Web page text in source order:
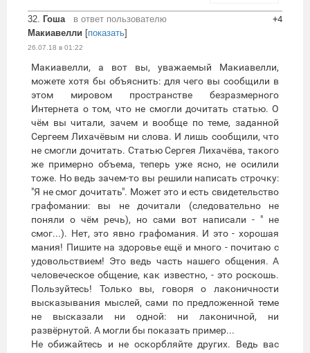
32. Гоша
в ответ пользователю
Макиавелли [показать]
26.07.18 в 01:22
+4
Макиавелли, а вот вы, уважаемый Макиавелли,
можете хотя бы объяснить: для чего вы сообщили в
этом мировом пространстве безразмерного
Интернета о том, что не смогли дочитать статью. О
чём вы читали, зачем и вообще по теме, заданной
Сергеем Лихачёвым ни слова. И лишь сообщили, что
не смогли дочитать. Статью Сергея Лихачёва, такого
же примерно объема, теперь уже ясно, не осилили
тоже. Но ведь зачем-то вы решили написать строчку:
"Я не смог дочитать". Может это и есть свидетельство
графомании: вы не дочитали (следовательно не
поняли о чём речь), но сами вот написали - " не
смог...). Нет, это явно графомания. И это - хорошая
мания! Пишите на здоровье ещё и много - почитаю с
удовольствием! Это ведь часть нашего общения. А
человеческое общение, как известно, - это роскошь.
Пользуйтесь! Только вы, говоря о лаконичности
высказывания мыслей, сами по предложенной теме
не высказали ни одной: ни лаконичной, ни
развёрнутой. А могли бы показать пример...
Не обижайтесь и не оскорбляйте других. Ведь вас